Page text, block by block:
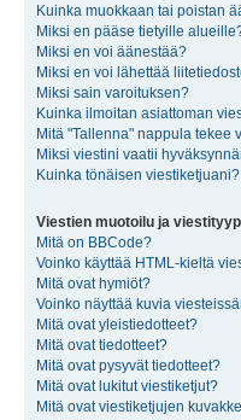
Kuinka muokkaan tai poistan
Miksi en pääse tietyille
Miksi en voi äänestää?
Miksi en voi lähettää
Miksi sain varoituksen?
Kuinka ilmoitan asiattoman
Mitä "Tallenna" nappula tekee
Miksi viestini vaatii
Kuinka tönäisen viestiketjuani?
Viestien muotoilu ja
Mitä on BBCode?
Voinko käyttää HTML-kieltä
Mitä ovat hymiöt?
Voinko näyttää kuvia
Mitä ovat yleistiedotteet?
Mitä ovat tiedotteet?
Mitä ovat pysyvät tiedotteet?
Mitä ovat lukitut viestiketjut?
Mitä ovat viestiketjujen